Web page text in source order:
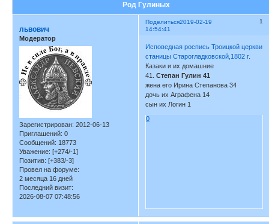
Род Гулиных
Поделиться 1
2019-02-19
14:54:41
львович
Модератор
Зарегистрирован: 2012-06-13
Приглашений: 0
Сообщений: 18773
Уважение: [+274/-1]
Позитив: [+383/-3]
Провел на форуме:
2 месяца 16 дней
Последний визит:
2026-08-07 07:48:56
Исповедная роспись Троицкой церкви
станицы Старогладковской,1802 г.
Казаки и их домашние
41.Степан Гулин 41
жена его Ирина Степанова 34
дочь их Аграфена 14
сын их Логин 1
0